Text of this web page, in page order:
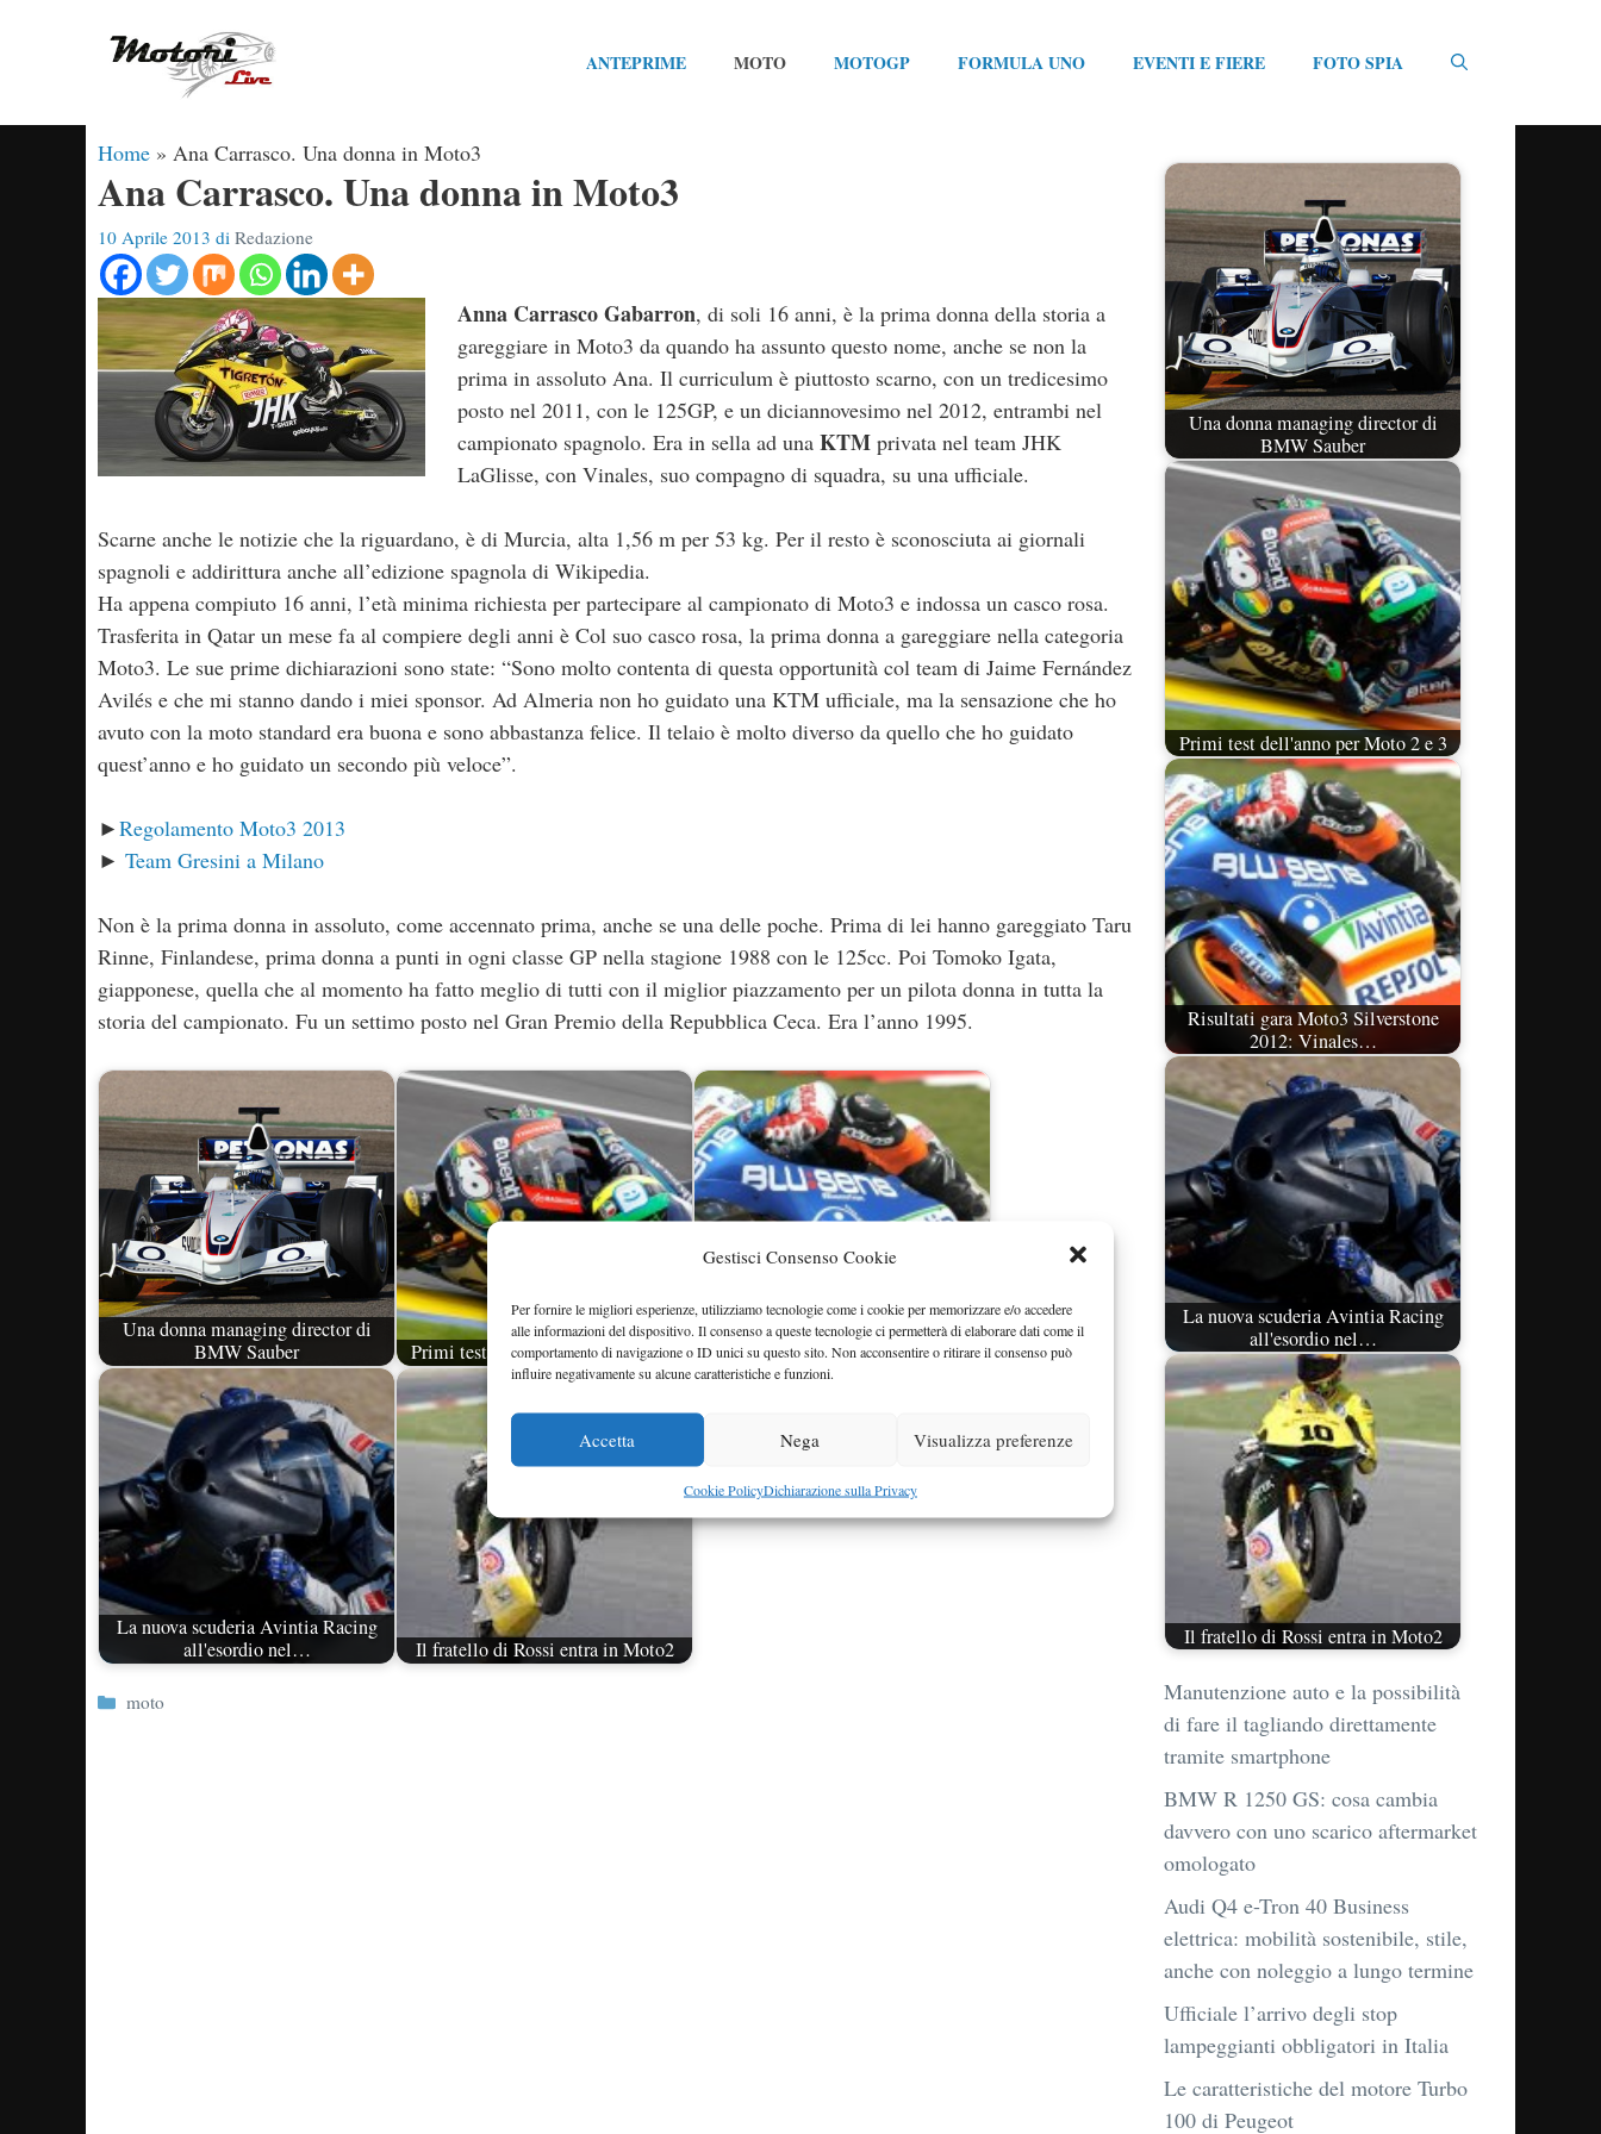
Gestisci Consenso Cookie
Per fornire le migliori esperienze, utilizziamo tecnologie come i cookie per memorizzare e/o accedere
alle informazioni del dispositivo. Il consenso a queste tecnologie ci permetterà di elaborare dati come il
comportamento di navigazione o ID unici su questo sito. Non acconsentire o ritirare il consenso può
influire negativamente su alcune caratteristiche e funzioni.
Accetta Nega Visualizza preferenze
Cookie PolicyDichiarazione sulla Privacy
ANTEPRIME MOTO MOTOGP FORMULA UNO EVENTI E FIERE FOTO SPIA
Home » Ana Carrasco. Una donna in Moto3
Ana Carrasco. Una donna in Moto3
10 Aprile 2013 di Redazione
Anna Carrasco Gabarron, di soli 16 anni, è la prima donna della storia a
gareggiare in Moto3 da quando ha assunto questo nome, anche se non la
prima in assoluto Ana. Il curriculum è piuttosto scarno, con un tredicesimo
posto nel 2011, con le 125GP, e un diciannovesimo nel 2012, entrambi nel
campionato spagnolo. Era in sella ad una KTM privata nel team JHK
LaGlisse, con Vinales, suo compagno di squadra, su una ufficiale.
Scarne anche le notizie che la riguardano, è di Murcia, alta 1,56 m per 53 kg. Per il resto è sconosciuta ai giornali
spagnoli e addirittura anche all’edizione spagnola di Wikipedia.
Ha appena compiuto 16 anni, l’età minima richiesta per partecipare al campionato di Moto3 e indossa un casco rosa.
Trasferita in Qatar un mese fa al compiere degli anni è Col suo casco rosa, la prima donna a gareggiare nella categoria
Moto3. Le sue prime dichiarazioni sono state: “Sono molto contenta di questa opportunità col team di Jaime Fernández
Avilés e che mi stanno dando i miei sponsor. Ad Almeria non ho guidato una KTM ufficiale, ma la sensazione che ho
avuto con la moto standard era buona e sono abbastanza felice. Il telaio è molto diverso da quello che ho guidato
quest’anno e ho guidato un secondo più veloce”.
►Regolamento Moto3 2013
► Team Gresini a Milano
Non è la prima donna in assoluto, come accennato prima, anche se una delle poche. Prima di lei hanno gareggiato Taru
Rinne, Finlandese, prima donna a punti in ogni classe GP nella stagione 1988 con le 125cc. Poi Tomoko Igata,
giapponese, quella che al momento ha fatto meglio di tutti con il miglior piazzamento per un pilota donna in tutta la
storia del campionato. Fu un settimo posto nel Gran Premio della Repubblica Ceca. Era l’anno 1995.
Una donna managing director di
BMW Sauber
Primi test dell'anno per Moto 2 e 3
Risultati gara Moto3 Silverstone
2012: Vinales…
La nuova scuderia Avintia Racing
all'esordio nel…
Il fratello di Rossi entra in Moto2
Categorie
moto
Una donna managing director di
BMW Sauber
Primi test dell'anno per Moto 2 e 3
Risultati gara Moto3 Silverstone
2012: Vinales…
La nuova scuderia Avintia Racing
all'esordio nel…
Il fratello di Rossi entra in Moto2
Manutenzione auto e la possibilità
di fare il tagliando direttamente
tramite smartphone
BMW R 1250 GS: cosa cambia
davvero con uno scarico aftermarket
omologato
Audi Q4 e-Tron 40 Business
elettrica: mobilità sostenibile, stile,
anche con noleggio a lungo termine
Ufficiale l’arrivo degli stop
lampeggianti obbligatori in Italia
Le caratteristiche del motore Turbo
100 di Peugeot